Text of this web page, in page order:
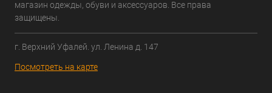
магазин одежды, обуви и аксессуаров. Все права
защищены.
г. Верхний Уфалей. ул. Ленина д. 147
Посмотреть на карте